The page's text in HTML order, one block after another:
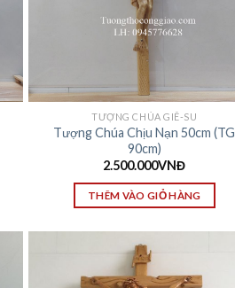
TƯỢNG CHÚA GIÊ-SU
Tượng Chúa Chịu Nạn 50cm (TG
90cm)
2.500.000VNĐ
THÊM VÀO GIỎ HÀNG